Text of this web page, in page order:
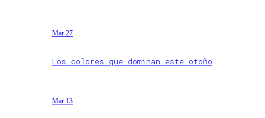
Mar 27
Los colores que dominan este otoño
Mar 13